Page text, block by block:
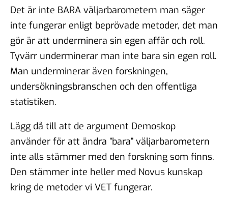
Det är inte BARA väljarbarometern man säger
inte fungerar enligt beprövade metoder, det man
gör är att underminera sin egen affär och roll.
Tyvärr underminerar man inte bara sin egen roll.
Man underminerar även forskningen,
undersökningsbranschen och den offentliga
statistiken.
Lägg då till att de argument Demoskop
använder för att ändra ”bara” väljarbarometern
inte alls stämmer med den forskning som finns.
Den stämmer inte heller med Novus kunskap
kring de metoder vi VET fungerar.